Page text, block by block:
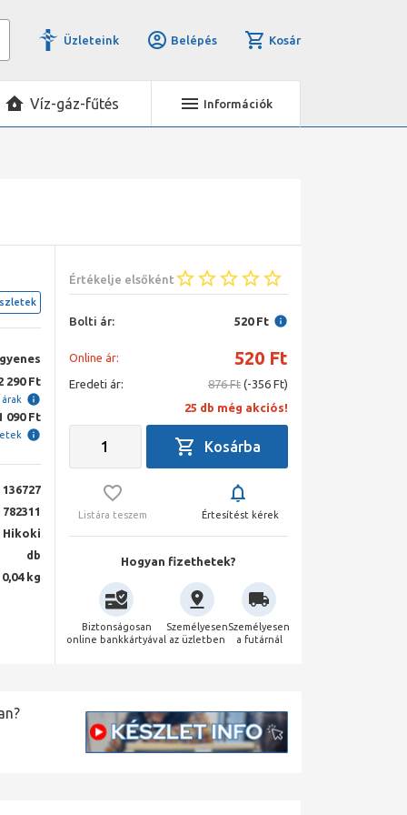
Üzleteink Belépés Kosár
Víz-gáz-fűtés Információk
290 Ft
090 Ft
136727
782311
Hikoki
db
0,04 kg
Értékelje elsőként
Bolti ár: 520 Ft
Online ár: 520 Ft
Eredeti ár: 876 Ft (-356 Ft)
25 db még akciós!
Listára teszem Értesítést kérek
Hogyan fizethetek?
Biztonságosan
online bankkártyával
Személyesen
az üzletben
Személyesen
a futárnál